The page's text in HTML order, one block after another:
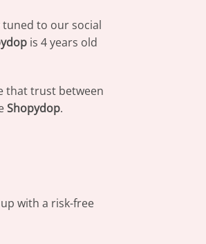
to our social
is 4 years old
that trust between
Shopydop.
with a risk-free